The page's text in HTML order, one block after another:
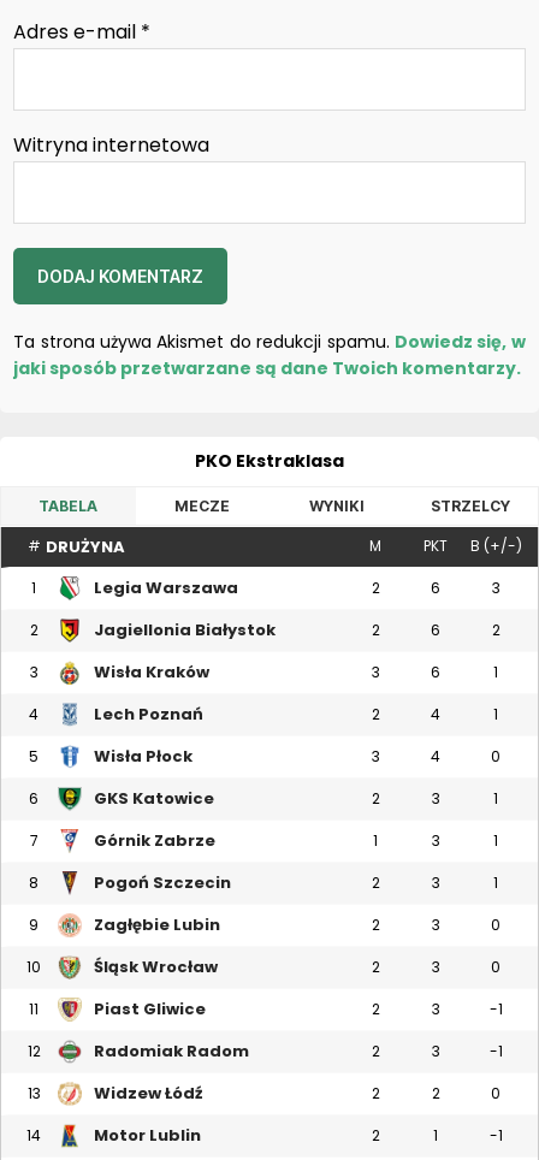
Adres e-mail *
Witryna internetowa
Ta strona używa Akismet do redukcji spamu. Dowiedz się, w
jaki sposób przetwarzane są dane Twoich komentarzy.
PKO Ekstraklasa
TABELA MECZE WYNIKI STRZELCY
# DRUŻYNA M PKT B (+/-)
1 Legia Warszawa 2 6 3
2 Jagiellonia Białystok 2 6 2
3 Wisła Kraków 3 6 1
4 Lech Poznań 2 4 1
5 Wisła Płock 3 4 0
6 GKS Katowice 2 3 1
7 Górnik Zabrze 1 3 1
8 Pogoń Szczecin 2 3 1
9 Zagłębie Lubin 2 3 0
10 Śląsk Wrocław 2 3 0
11 Piast Gliwice 2 3 -1
12 Radomiak Radom 2 3 -1
13 Widzew Łódź 2 2 0
14 Motor Lublin 2 1 -1